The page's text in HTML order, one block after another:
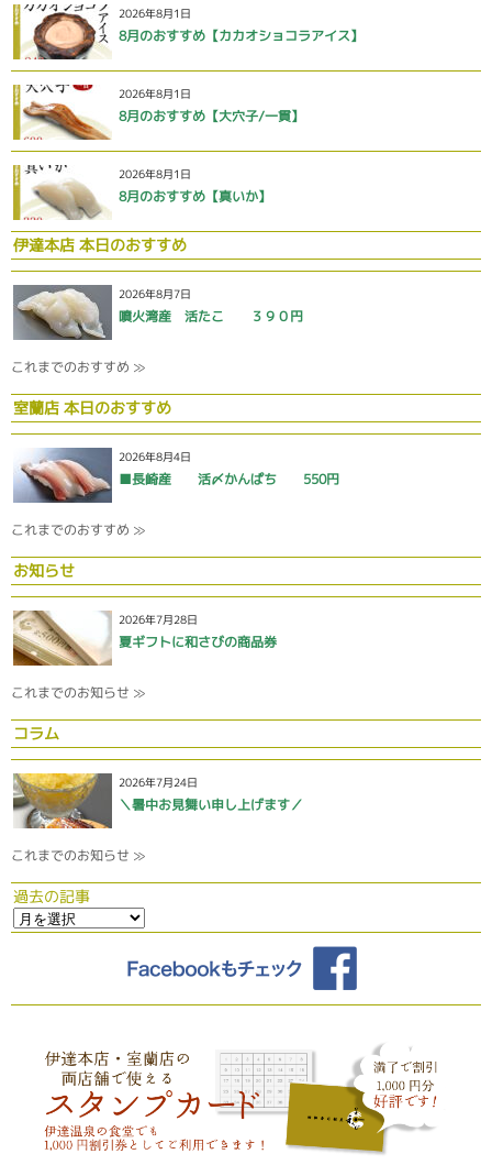
2026年8月1日
8月のおすすめ【カカオショコラアイス】
2026年8月1日
8月のおすすめ【大穴子/一貫】
2026年8月1日
8月のおすすめ【真いか】
伊達本店 本日のおすすめ
2026年8月7日
噴火湾産 活たこ ３９０円
これまでのおすすめ ≫
室蘭店 本日のおすすめ
2026年8月4日
■長崎産 活〆かんぱち 550円
これまでのおすすめ ≫
お知らせ
2026年7月28日
夏ギフトに和さびの商品券
これまでのお知らせ ≫
コラム
2026年7月24日
＼暑中お見舞い申し上げます／
これまでのお知らせ ≫
過去の記事